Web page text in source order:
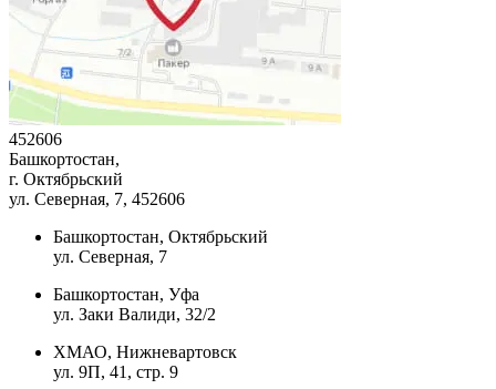
452606
Башкортостан,
г. Октябрьский
ул. Северная, 7, 452606
Башкортостан, Октябрьский
ул. Северная, 7
Башкортостан, Уфа
ул. Заки Валиди, 32/2
ХМАО, Нижневартовск
ул. 9П, 41, стр. 9